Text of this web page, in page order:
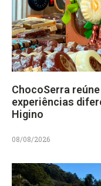
ChocoSerra
experiências
Higino
08/08/2026